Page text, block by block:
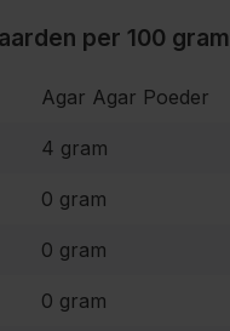
per 100 gram
Agar Agar Poeder
4 gram
0 gram
0 gram
0 gram